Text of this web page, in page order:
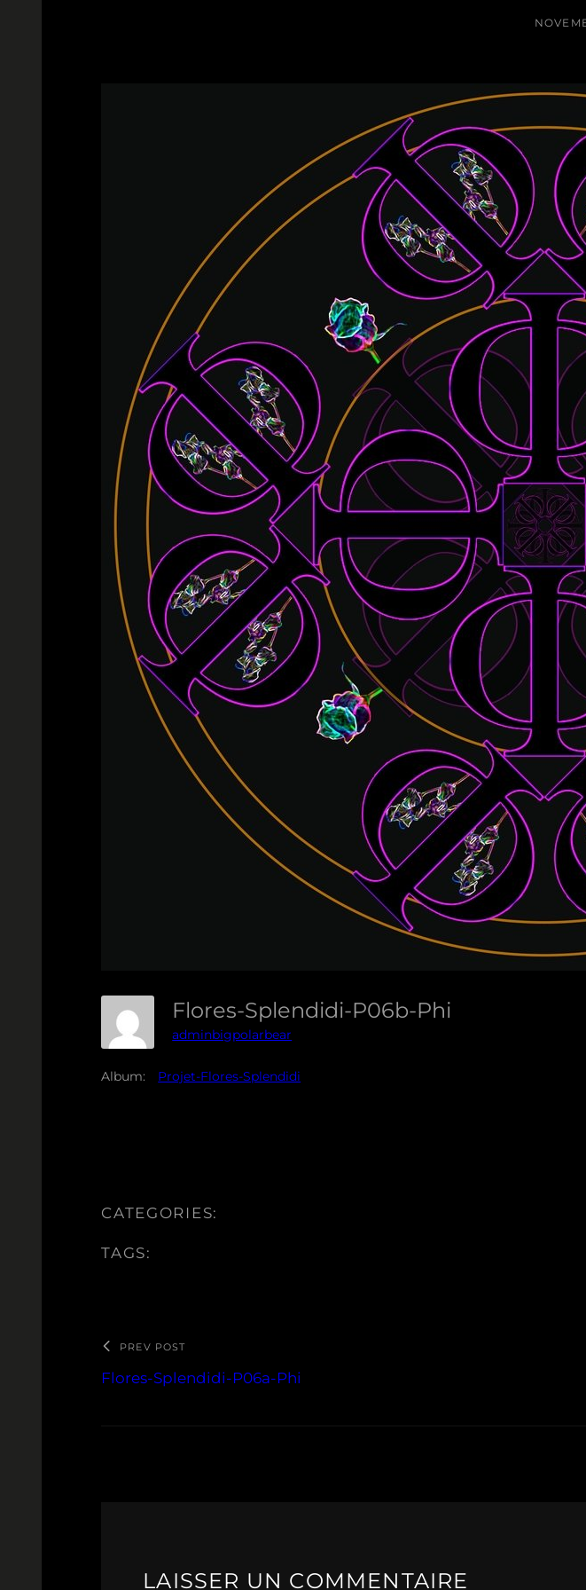
Flores-Splendidi-P06b-Phi
adminbigpolarbear
Album: Projet-Flores-Splendidi
CATEGORIES:
TAGS:
PREV POST
Flores-Splendidi-P06a-Phi
LAISSER UN COMMENTAIRE